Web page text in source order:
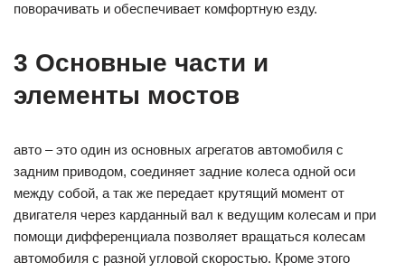
поворачивать и обеспечивает комфортную езду.
3 Основные части и
элементы мостов
авто – это один из основных агрегатов автомобиля с
задним приводом, соединяет задние колеса одной оси
между собой, а так же передает крутящий момент от
двигателя через карданный вал к ведущим колесам и при
помощи дифференциала позволяет вращаться колесам
автомобиля с разной угловой скоростью. Кроме этого